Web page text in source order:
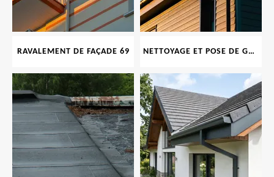
RAVALEMENT DE FAÇADE 69 NETTOYAGE ET POSE DE GOUTTIÈRE 69